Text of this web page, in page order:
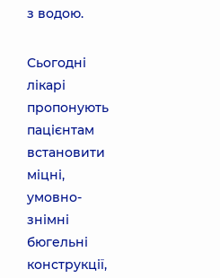
з водою.
Сьогодні
лікарі
пропонують
пацієнтам
встановити
міцні,
умовно-
знімні
бюгельні
конструкції,